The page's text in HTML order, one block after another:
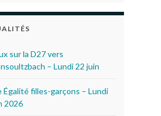
sur la D27 vers
– Lundi 22 juin
Égalité filles-garçons – Lundi
2026